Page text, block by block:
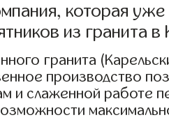
которая уже
из гранита
гранита
производство
и слаженной работе